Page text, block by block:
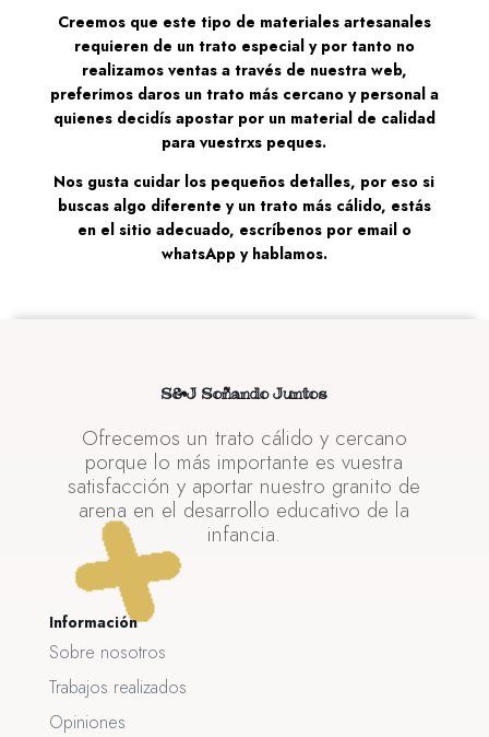
Creemos que este tipo de materiales artesanales
requieren de un trato especial y por tanto no
realizamos ventas a través de nuestra web,
preferimos daros un trato más cercano y personal a
quienes decidís apostar por un material de calidad
para vuestrxs peques.
Nos gusta cuidar los pequeños detalles, por eso si
buscas algo diferente y un trato más cálido, estás
en el sitio adecuado, escríbenos por email o
whatsApp y hablamos.
S&J Soñando Juntos
Ofrecemos un trato cálido y cercano
porque lo más importante es vuestra
satisfacción y aportar nuestro granito de
arena en el desarrollo educativo de la
infancia.
Información
Sobre nosotros
Trabajos realizados
Opiniones